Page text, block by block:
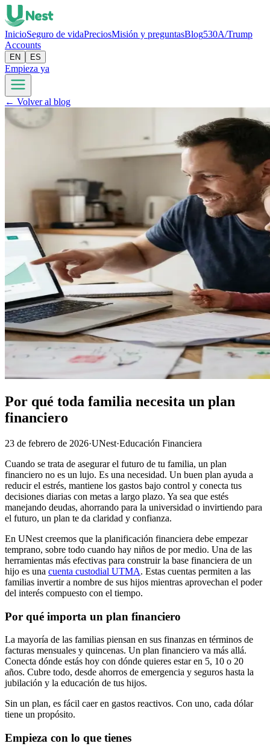
InicioSeguro de vidaPreciosMisión y preguntasBlog530A/Trump
Accounts
EN ES
Empieza ya
← Volver al blog
Por qué toda familia necesita un plan
financiero
23 de febrero de 2026·UNest·Educación Financiera
Cuando se trata de asegurar el futuro de tu familia, un plan
financiero no es un lujo. Es una necesidad. Un buen plan ayuda a
reducir el estrés, mantiene los gastos bajo control y conecta tus
decisiones diarias con metas a largo plazo. Ya sea que estés
manejando deudas, ahorrando para la universidad o invirtiendo para
el futuro, un plan te da claridad y confianza.
En UNest creemos que la planificación financiera debe empezar
temprano, sobre todo cuando hay niños de por medio. Una de las
herramientas más efectivas para construir la base financiera de un
hijo es una cuenta custodial UTMA. Estas cuentas permiten a las
familias invertir a nombre de sus hijos mientras aprovechan el poder
del interés compuesto con el tiempo.
Por qué importa un plan financiero
La mayoría de las familias piensan en sus finanzas en términos de
facturas mensuales y quincenas. Un plan financiero va más allá.
Conecta dónde estás hoy con dónde quieres estar en 5, 10 o 20
años. Cubre todo, desde ahorros de emergencia y seguros hasta la
jubilación y la educación de tus hijos.
Sin un plan, es fácil caer en gastos reactivos. Con uno, cada dólar
tiene un propósito.
Empieza con lo que tienes